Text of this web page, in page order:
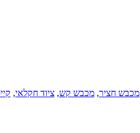
מכבש חציר, מכבש קש, ציוד חקלאי,